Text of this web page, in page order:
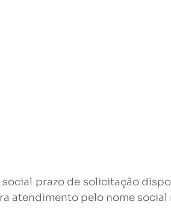
social prazo de solicitação
atendimento pelo nome social